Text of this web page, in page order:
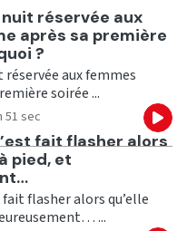
réservée aux
après sa première
?
aux femmes
soirée ...
51 sec
fait flasher alors
pied, et
fait flasher alors qu’elle
...